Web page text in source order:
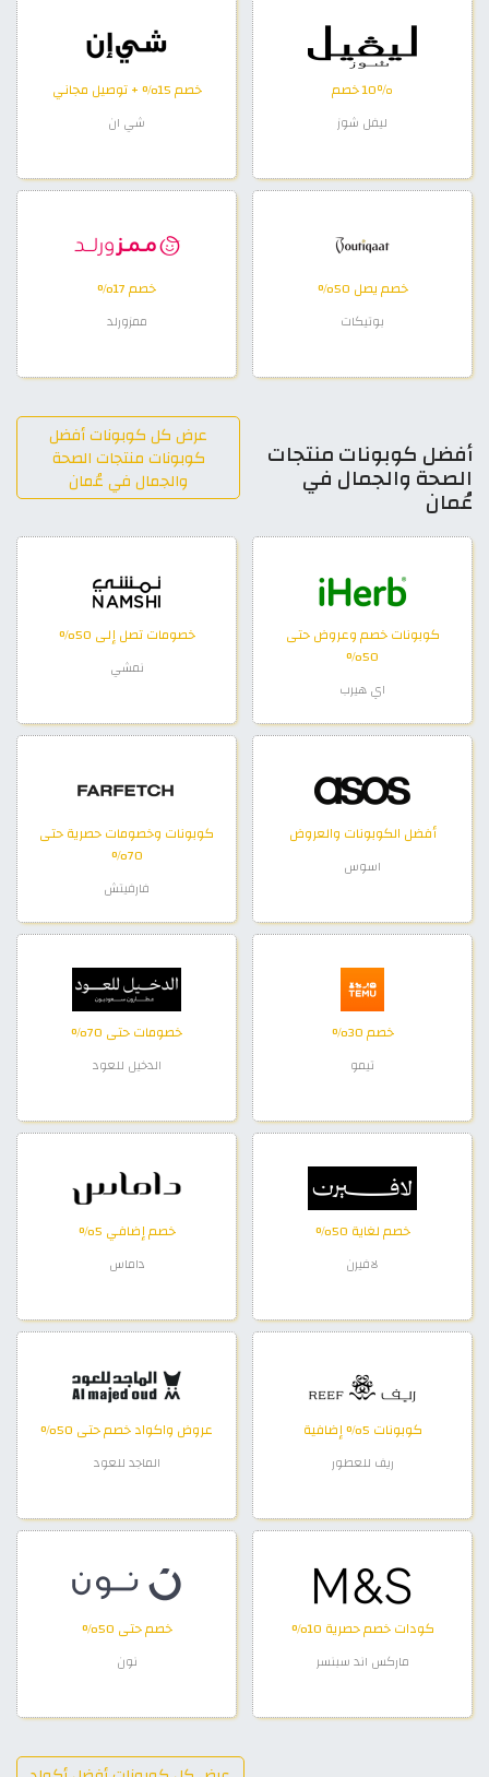
10٪ خصم
ليفل شوز
خصم 15% + توصيل مجاني
شي ان
خصم يصل 50%
بوتيكات
خصم 17%
ممزورلد
أفضل كوبونات منتجات
الصحة والجمال في
عُمان
عرض كل كوبونات أفضل
كوبونات منتجات الصحة
والجمال في عُمان
كوبونات خصم وعروض حتى
50%
اي هيرب
خصومات تصل إلى 50%
نمشي
أفضل الكوبونات والعروض
اسوس
كوبونات وخصومات حصرية حتى
70%
فارفيتش
خصم 30%
تيمو
خصومات حتى 70%
الدخيل للعود
خصم لغاية 50%
لافيرن
خصم إضافي 5%
داماس
كوبونات 5% إضافية
ريف للعطور
عروض واكواد خصم حتى 50%
الماجد للعود
كودات خصم حصرية 10%
ماركس اند سبنسر
خصم حتى 50%
نون